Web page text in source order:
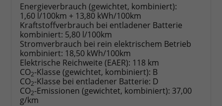
Energieverbrauch (gewichtet, kombiniert):
1,60 l/100km + 13,80 kWh/100km
Kraftstoffverbrauch bei entladener Batterie
kombiniert: 5,80 l/100km
Stromverbrauch bei rein elektrischem Betrieb
kombiniert: 18,50 kWh/100km
Elektrische Reichweite (EAER): 118 km
CO2-Klasse (gewichtet, kombiniert): B
CO2-Klasse bei entladener Batterie: D
CO2-Emissionen (gewichtet, kombiniert): 37,00
g/km